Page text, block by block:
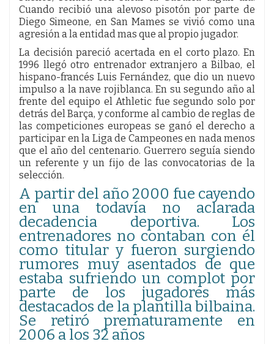
Cuando recibió una alevoso pisotón por parte de
Diego Simeone, en San Mames se vivió como una
agresión a la entidad mas que al propio jugador.
La decisión pareció acertada en el corto plazo. En
1996 llegó otro entrenador extranjero a Bilbao, el
hispano-francés Luis Fernández, que dio un nuevo
impulso a la nave rojiblanca. En su segundo año al
frente del equipo el Athletic fue segundo solo por
detrás del Barça, y conforme al cambio de reglas de
las competiciones europeas se ganó el derecho a
participar en la Liga de Campeones en nada menos
que el año del centenario. Guerrero seguía siendo
un referente y un fijo de las convocatorias de la
selección.
A partir del año 2000 fue cayendo
en una todavía no aclarada
decadencia deportiva. Los
entrenadores no contaban con él
como titular y fueron surgiendo
rumores muy asentados de que
estaba sufriendo un complot por
parte de los jugadores más
destacados de la plantilla bilbaina.
Se retiró prematuramente en
2006 a los 32 años